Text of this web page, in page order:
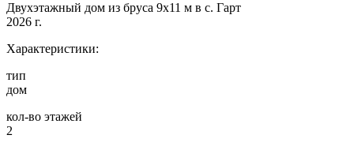
Двухэтажный дом из бруса 9х11 м в с. Гарт
2026 г.
Характеристики:
тип
дом
кол-во этажей
2